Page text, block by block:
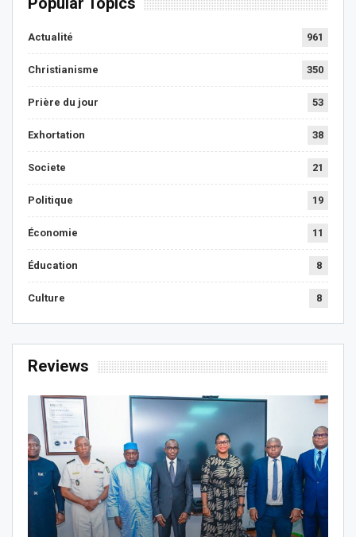
Actualité 961
Christianisme 350
Prière du jour 53
Exhortation 38
Societe 21
Politique 19
Économie 11
Éducation 8
Culture 8
Reviews